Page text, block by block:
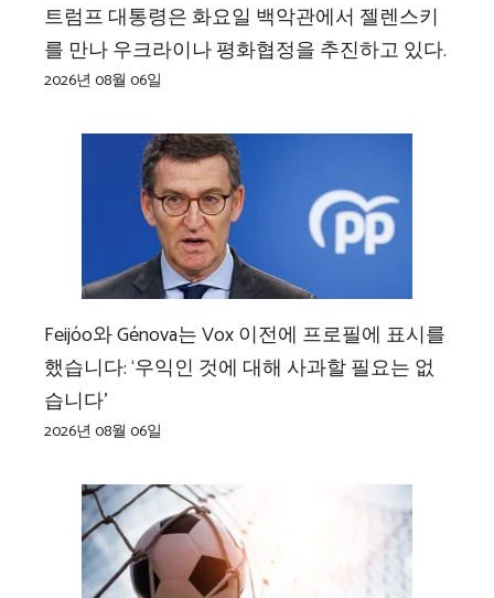
트럼프 대통령은 화요일 백악관에서 젤렌스키
를 만나 우크라이나 평화협정을 추진하고 있다.
2026년 08월 06일
Feijóo와 Génova는 Vox 이전에 프로필에 표시를
했습니다: ‘우익인 것에 대해 사과할 필요는 없
습니다’
2026년 08월 06일